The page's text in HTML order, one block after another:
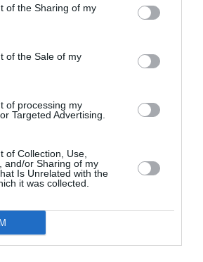
of the Sharing of my
of the Sale of my
of processing my
Targeted Advertising.
of Collection, Use,
and/or Sharing of my
Is Unrelated with the
it was collected.
A350 : un défaut latent de bouton
l’arrêt d’un moteur
une passagère endormie : trois ans
de séjour en Thaïlande